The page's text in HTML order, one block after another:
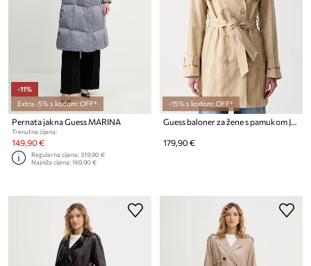
-11%
Extra -5% s kodom: OFF*
Pernata jakna Guess MARINA
Trenutna cijena:
149,90 €
Regularna cijena:319,90 €
Najniža cijena:169,90 €
-15% s kodom: OFF*
179,90 €